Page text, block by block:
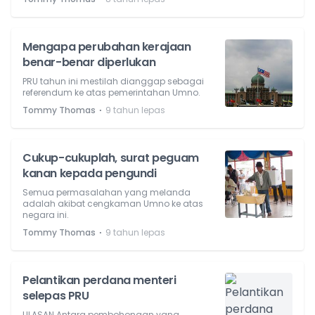
Mengapa perubahan kerajaan
benar-benar diperlukan
PRU tahun ini mestilah dianggap sebagai
referendum ke atas pemerintahan Umno.
Tommy Thomas ⋅ 9 tahun lepas
Cukup-cukuplah, surat peguam
kanan kepada pengundi
Semua permasalahan yang melanda
adalah akibat cengkaman Umno ke atas
negara ini.
Tommy Thomas ⋅ 9 tahun lepas
Pelantikan perdana menteri
selepas PRU